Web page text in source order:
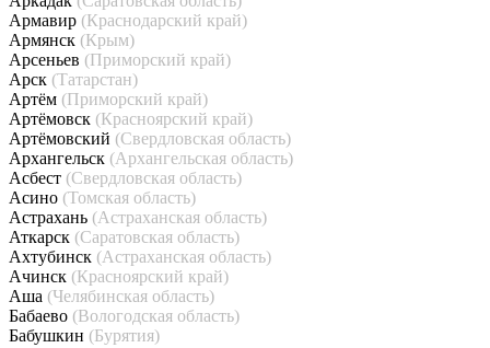
Армавир (Краснодарский край)
Армянск (Крым)
Арсеньев (Приморский край)
Арск (Татарстан)
Артём (Приморский край)
Артёмовск (Красноярский край)
Артёмовский (Свердловская область)
Архангельск (Архангельская область)
Асбест (Свердловская область)
Асино (Томская область)
Астрахань (Астраханская область)
Аткарск (Саратовская область)
Ахтубинск (Астраханская область)
Ачинск (Красноярский край)
Аша (Челябинская область)
Бабаево (Вологодская область)
Бабушкин (Бурятия)